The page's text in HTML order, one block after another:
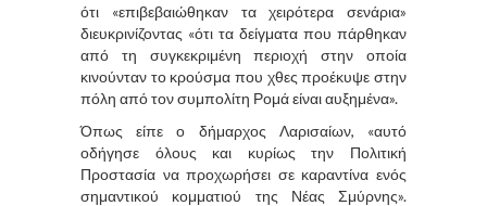
ότι «επιβεβαιώθηκαν τα χειρότερα σενάρια»
διευκρινίζοντας «ότι τα δείγματα που πάρθηκαν
από τη συγκεκριμένη περιοχή στην οποία
κινούνταν το κρούσμα που χθες προέκυψε στην
πόλη από τον συμπολίτη Ρομά είναι αυξημένα».
Όπως είπε ο δήμαρχος Λαρισαίων, «αυτό
οδήγησε όλους και κυρίως την Πολιτική
Προστασία να προχωρήσει σε καραντίνα ενός
σημαντικού κομματιού της Νέας Σμύρνης».